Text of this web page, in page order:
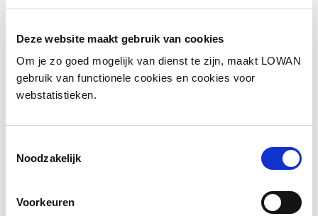
Deze website maakt gebruik van cookies
Om je zo goed mogelijk van dienst te zijn, maakt LOWAN
gebruik van functionele cookies en cookies voor
webstatistieken.
Noodzakelijk
Voorkeuren
FacebookLinkedIn
Andere bezoekers bekeken ook